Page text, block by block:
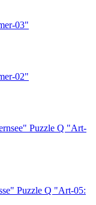
03"
02"
Puzzle Q "Art-
Puzzle Q "Art-05: